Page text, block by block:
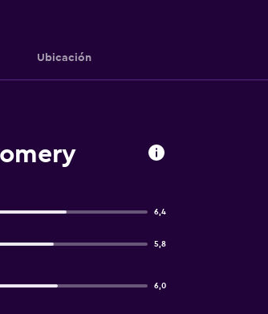
Ubicación
6,4
5,8
6,0